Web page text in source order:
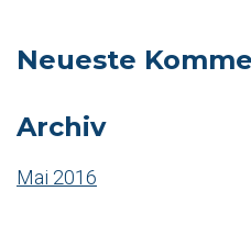
Neueste
Archiv
Mai 2016